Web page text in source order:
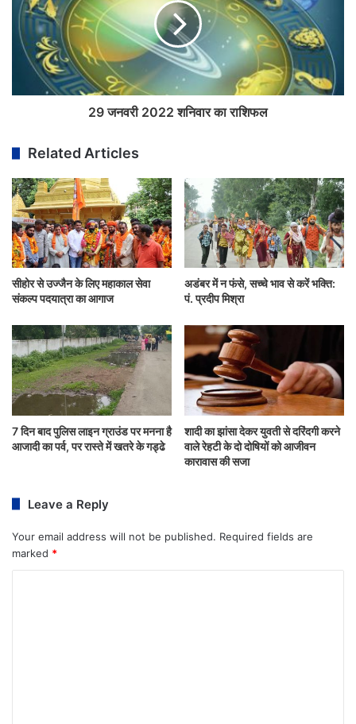
29 जनवरी 2022 शनिवार का राशिफल
Related Articles
सीहोर से उज्जैन के लिए महाकाल सेवा
संकल्प पदयात्रा का आगाज
अडंबर में न फंसे, सच्चे भाव से करें भक्ति:
पं. प्रदीप मिश्रा
7 दिन बाद पुलिस लाइन ग्राउंड पर मनना है
आजादी का पर्व, पर रास्ते में खतरे के गड्ढे
शादी का झांसा देकर युवती से दरिंदगी करने
वाले रेहटी के दो दोषियों को आजीवन
कारावास की सजा
Leave a Reply
Your email address will not be published. Required fields are
marked *